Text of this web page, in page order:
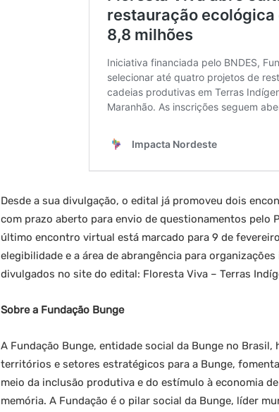
Desde a sua divulgação, o edital já promoveu dois
com prazo aberto para envio de questionamentos pelo
último encontro virtual está marcado para 9 de
elegibilidade e a área de abrangência para
divulgados no site do edital: Floresta Viva – Terras
Sobre a Fundação Bunge
A Fundação Bunge, entidade social da Bunge no
territórios e setores estratégicos para a Bunge,
meio da inclusão produtiva e do estímulo à economia
memória. A Fundação é o pilar social da Bunge, líder